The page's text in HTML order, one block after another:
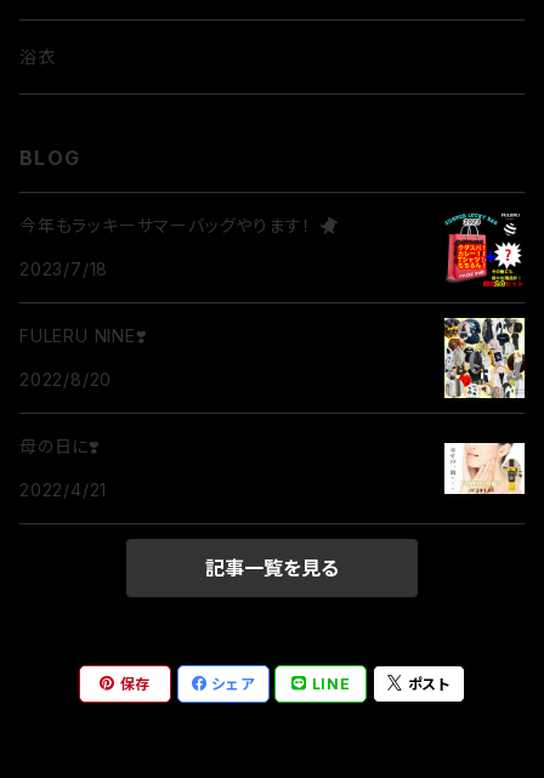
隈取
浴衣
BLOG
今年もラッキーサマーバッグやります！
2023/7/18
FULERU NINE❣️
2022/8/20
母の日に❣️
2022/4/21
記事一覧を見る
保存 シェア LINE ポスト